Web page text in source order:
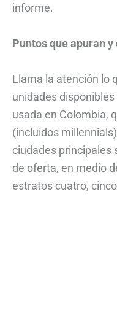
informe.
Puntos que apuran
Llama la atención lo
unidades
usada en Colombia,
(incluidos
ciudades principales
de oferta, en medio
estratos cuatro,